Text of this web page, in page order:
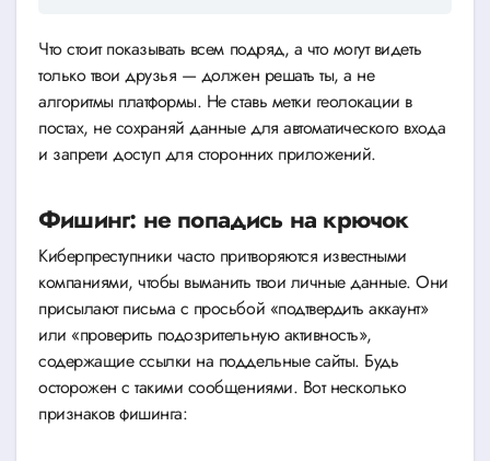
Что стоит показывать всем подряд, а что могут видеть
только твои друзья — должен решать ты, а не
алгоритмы платформы. Не ставь метки геолокации в
постах, не сохраняй данные для автоматического входа
и запрети доступ для сторонних приложений.
Фишинг: не попадись на крючок
Киберпреступники часто притворяются известными
компаниями, чтобы выманить твои личные данные. Они
присылают письма с просьбой «подтвердить аккаунт»
или «проверить подозрительную активность»,
содержащие ссылки на поддельные сайты. Будь
осторожен с такими сообщениями. Вот несколько
признаков фишинга: